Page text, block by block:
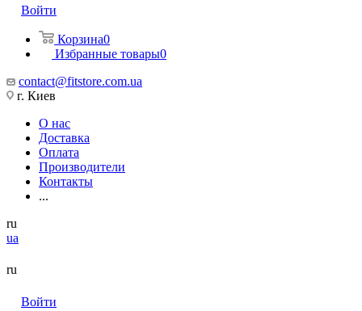
Войти
Корзина0
Избранные товары0
contact@fitstore.com.ua
г. Киев
О нас
Доставка
Оплата
Производители
Контакты
...
ru
ua
ru
Войти